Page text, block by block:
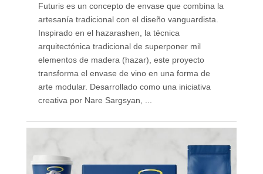
Futuris es un concepto de envase que combina la
artesanía tradicional con el diseño vanguardista.
Inspirado en el hazarashen, la técnica
arquitectónica tradicional de superponer mil
elementos de madera (hazar), este proyecto
transforma el envase de vino en una forma de
arte modular. Desarrollado como una iniciativa
creativa por Nare Sargsyan, ...